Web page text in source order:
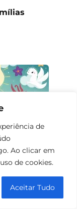
de
Ao clicar em
de cookies.
Aceitar Tudo
Adotivos